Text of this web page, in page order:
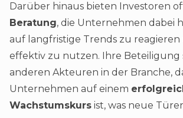
Darüber hinaus bieten Investoren
Beratung, die Unternehmen dabei
auf langfristige Trends zu reagieren
effektiv zu nutzen. Ihre Beteiligung
anderen Akteuren in der Branche,
Unternehmen auf einem
Wachstumskurs ist, was neue